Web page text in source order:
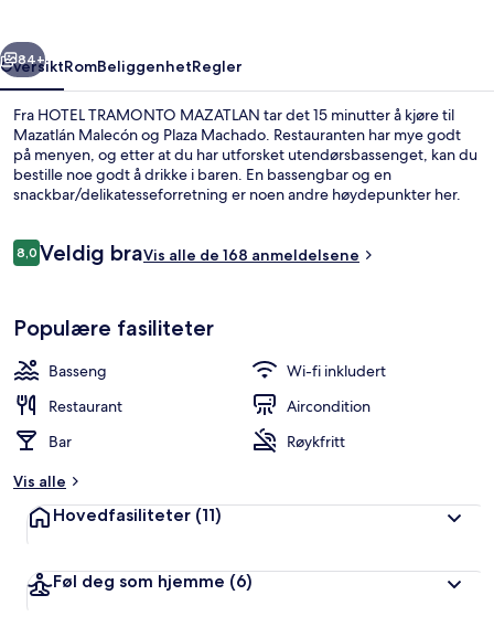
Neste
84+
OversiktRomBeliggenhetRegler
Fra HOTEL TRAMONTO MAZATLAN tar det 15 minutter å kjøre til
Mazatlán Malecón og Plaza Machado. Restauranten har mye godt
på menyen, og etter at du har utforsket utendørsbassenget, kan du
bestille noe godt å drikke i baren. En bassengbar og en
snackbar/delikatesseforretning er noen andre høydepunkter her.
Anmeldelser
8,08,0 av 10 –
Veldig braVis alle de 168 anmeldelsene
Populære fasiliteter
Basseng
Wi-fi inkludert
Restaurant
Aircondition
Bar
Røykfritt
Vis alle
Hovedfasiliteter (11)
Føl deg som hjemme (6)